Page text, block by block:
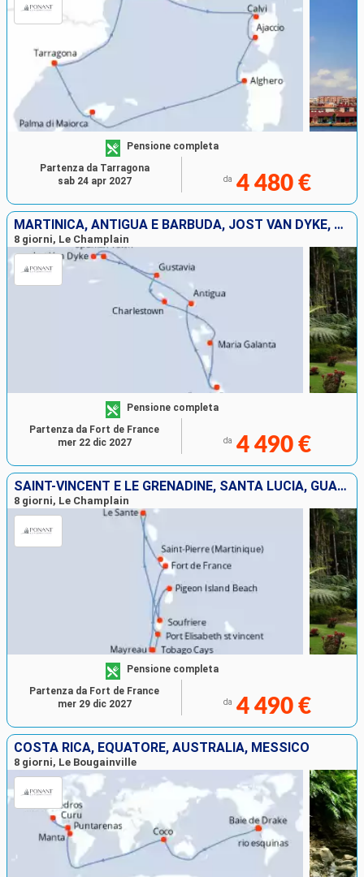
Pensione completa
da 4 480 €
Partenza da Tarragona
sab 24 apr 2027
MARTINICA, ANTIGUA E BARBUDA, JOST VAN DYKE, VIRGIN GORDA, FRANCIA, GUADALUPA
8 giorni, Le Champlain
Pensione completa
da 4 490 €
Partenza da Fort de France
mer 22 dic 2027
SAINT-VINCENT E LE GRENADINE, SANTA LUCIA, GUADALUPA, MARTINICA
8 giorni, Le Champlain
Pensione completa
da 4 490 €
Partenza da Fort de France
mer 29 dic 2027
COSTA RICA, EQUATORE, AUSTRALIA, MESSICO
8 giorni, Le Bougainville